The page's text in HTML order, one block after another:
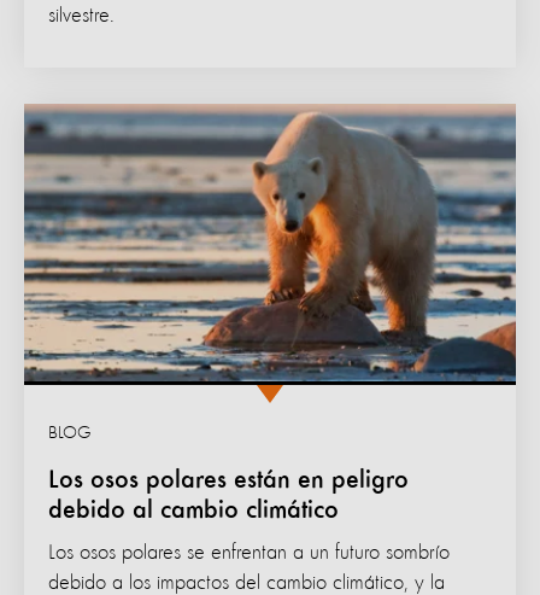
silvestre.
Los osos polares están en peligro
debido al cambio climático
BLOG
Los osos polares se enfrentan a un futuro sombrío
debido a los impactos del cambio climático, y la